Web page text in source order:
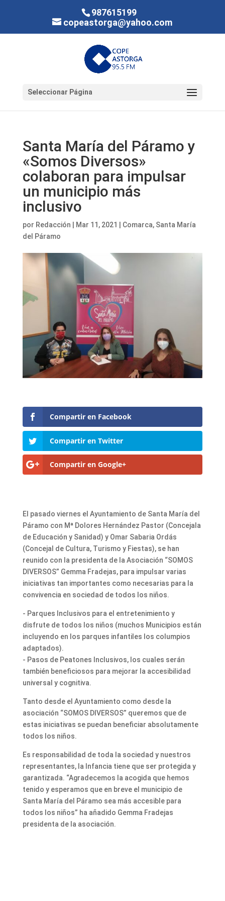
987615199
copeastorga@yahoo.com
Seleccionar Página
Santa María del Páramo y
«Somos Diversos»
colaboran para impulsar
un municipio más
inclusivo
por Redacción Mar 11, 2021 Comarca, Santa María
del Páramo
Compartir en Facebook
Compartir en Twitter
Compartir en Google+
El pasado viernes el Ayuntamiento de Santa María del
Páramo con Mª Dolores Hernández Pastor (Concejala
de Educación y Sanidad) y Omar Sabaria Ordás
(Concejal de Cultura, Turismo y Fiestas), se han
reunido con la presidenta de la Asociación “SOMOS
DIVERSOS” Gemma Fradejas, para impulsar varias
iniciativas tan importantes como necesarias para la
convivencia en sociedad de todos los niños.
- Parques Inclusivos para el entretenimiento y
disfrute de todos los niños (muchos Municipios están
incluyendo en los parques infantiles los columpios
adaptados).
- Pasos de Peatones Inclusivos, los cuales serán
también beneficiosos para mejorar la accesibilidad
universal y cognitiva.
Tanto desde el Ayuntamiento como desde la
asociación “SOMOS DIVERSOS” queremos que de
estas iniciativas se puedan beneficiar absolutamente
todos los niños.
Es responsabilidad de toda la sociedad y nuestros
representantes, la Infancia tiene que ser protegida y
garantizada. “Agradecemos la acogida que hemos
tenido y esperamos que en breve el municipio de
Santa María del Páramo sea más accesible para
todos los niños” ha añadido Gemma Fradejas
presidenta de la asociación.